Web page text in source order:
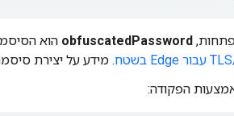
obfuscatedPassword הוא
. מידע על יצירת
הפקודה: